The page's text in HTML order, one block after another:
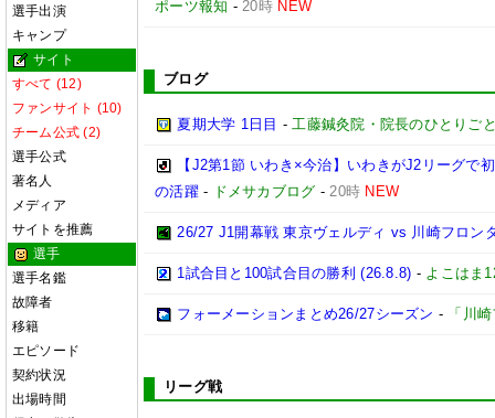
選手出演
キャンプ
サイト
すべて (12)
ファンサイト (10)
チーム公式 (2)
選手公式
著名人
メディア
サイトを推薦
選手
選手名鑑
故障者
移籍
エピソード
契約状況
出場時間
ポーツ報知 -20時 NEW
ブログ
夏期大学 1日目 -工藤鍼灸院・院長のひとりご
【J2第1節 いわき×今治】いわきがJ2リーグで
の活躍- ドメサカブログ -20時 NEW
26/27 J1開幕戦 東京ヴェルディ vs 川崎フロン
1試合目と100試合目の勝利 (26.8.8) - よこはま
フォーメーションまとめ26/27シーズン - 「川
リーグ戦